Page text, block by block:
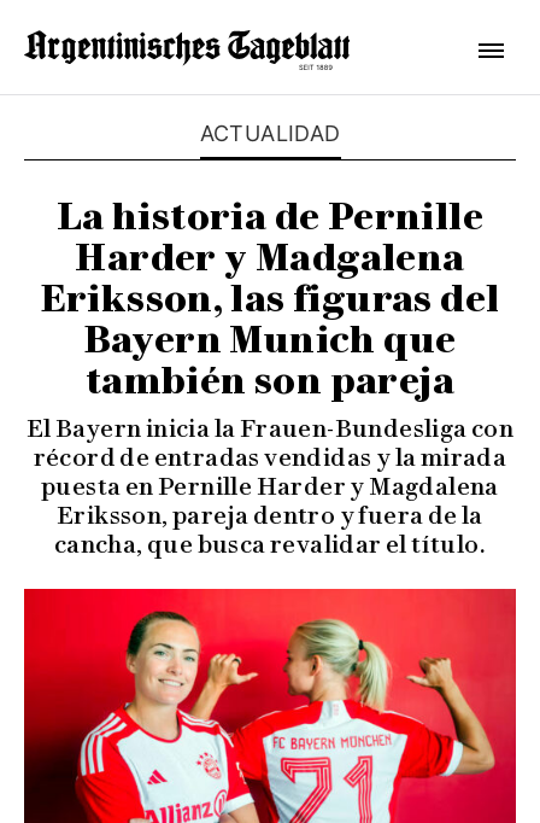
ACTUALIDAD
La historia de Pernille
Harder y Madgalena
Eriksson, las figuras del
Bayern Munich que
también son pareja
El Bayern inicia la Frauen-Bundesliga con
récord de entradas vendidas y la mirada
puesta en Pernille Harder y Magdalena
Eriksson, pareja dentro y fuera de la
cancha, que busca revalidar el título.